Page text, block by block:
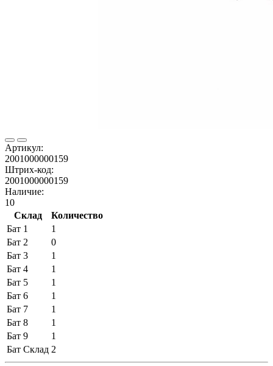
Артикул:
2001000000159
Штрих-код:
2001000000159
Наличие:
10
Склад
Количество
Бат 1
1
Бат 2
0
Бат 3
1
Бат 4
1
Бат 5
1
Бат 6
1
Бат 7
1
Бат 8
1
Бат 9
1
Бат Склад 2